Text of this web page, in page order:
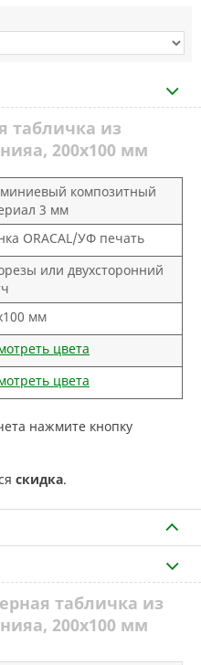
табличка из
200х100 мм
композитный
3 мм
ORACAL/УФ печать
или двухсторонний
мм
цвета
цвета
нажмите кнопку
скидка.
табличка из
200х100 мм